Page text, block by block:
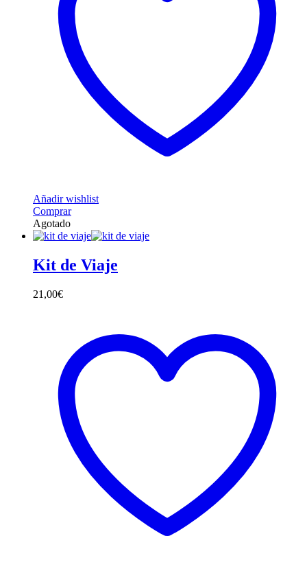
Añadir wishlist
Comprar
Agotado
Kit de Viaje
21,00€